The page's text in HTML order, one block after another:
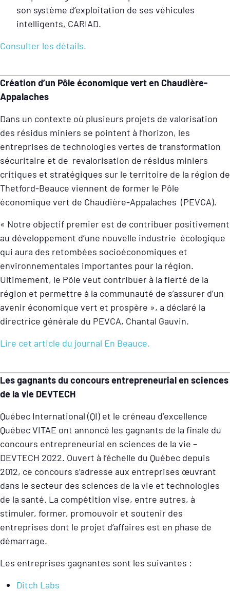
son système d’exploitation de ses véhicules
intelligents, CARIAD.
Consulter les détails.
Création d’un Pôle économique vert en Chaudière-
Appalaches
Dans un contexte où plusieurs projets de valorisation
des résidus miniers se pointent à l’horizon, les
entreprises de technologies vertes de transformation
sécuritaire et de revalorisation de résidus miniers
critiques et stratégiques sur le territoire de la région de
Thetford-Beauce viennent de former le Pôle
économique vert de Chaudière-Appalaches (PEVCA).
« Notre objectif premier est de contribuer positivement
au développement d’une nouvelle industrie écologique
qui aura des retombées socioéconomiques et
environnementales importantes pour la région.
Ultimement, le Pôle veut contribuer à la fierté de la
région et permettre à la communauté de s’assurer d’un
avenir économique vert et prospère », a déclaré la
directrice générale du PEVCA, Chantal Gauvin.
Lire cet article du journal En Beauce.
Les gagnants du concours entrepreneurial en sciences
de la vie DEVTECH
Québec International (QI) et le créneau d’excellence
Québec VITAE ont annoncé les gagnants de la finale du
concours entrepreneurial en sciences de la vie –
DEVTECH 2022. Ouvert à l’échelle du Québec depuis
2012, ce concours s’adresse aux entreprises œuvrant
dans le secteur des sciences de la vie et technologies
de la santé. La compétition vise, entre autres, à
stimuler, former, promouvoir et soutenir des
entreprises dont le projet d’affaires est en phase de
démarrage.
Les entreprises gagnantes sont les suivantes :
Ditch Labs